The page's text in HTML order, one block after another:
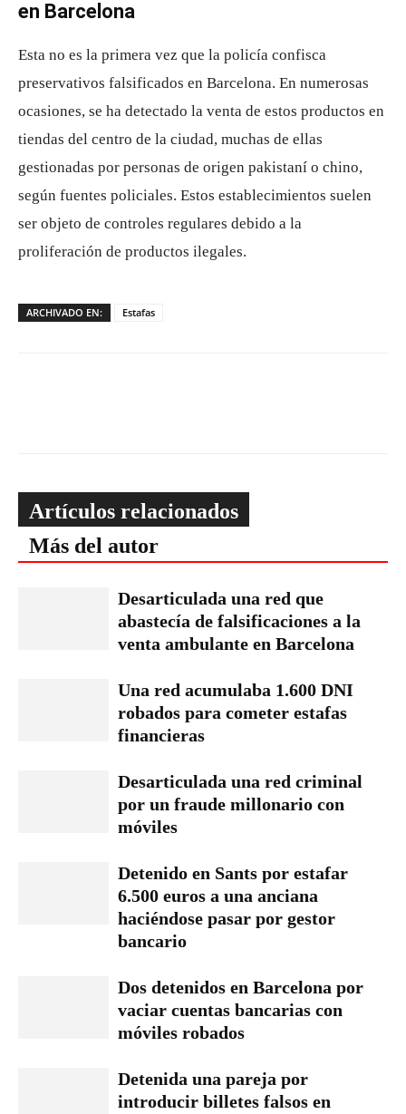
en Barcelona
Esta no es la primera vez que la policía confisca
preservativos falsificados en Barcelona. En numerosas
ocasiones, se ha detectado la venta de estos productos en
tiendas del centro de la ciudad, muchas de ellas
gestionadas por personas de origen pakistaní o chino,
según fuentes policiales. Estos establecimientos suelen
ser objeto de controles regulares debido a la
proliferación de productos ilegales.
ARCHIVADO EN: Estafas
Artículos relacionados
Más del autor
Desarticulada una red que
abastecía de falsificaciones a la
venta ambulante en Barcelona
Una red acumulaba 1.600 DNI
robados para cometer estafas
financieras
Desarticulada una red criminal
por un fraude millonario con
móviles
Detenido en Sants por estafar
6.500 euros a una anciana
haciéndose pasar por gestor
bancario
Dos detenidos en Barcelona por
vaciar cuentas bancarias con
móviles robados
Detenida una pareja por
introducir billetes falsos en